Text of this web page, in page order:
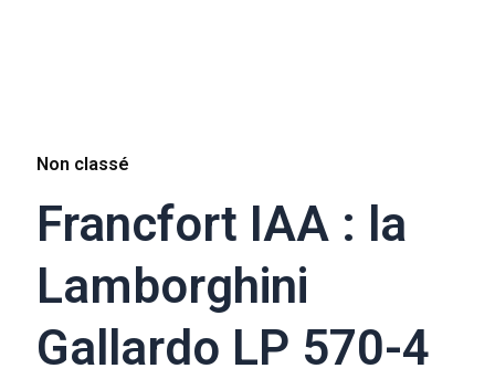
Non classé
Francfort IAA : la
Lamborghini
Gallardo LP 570-4